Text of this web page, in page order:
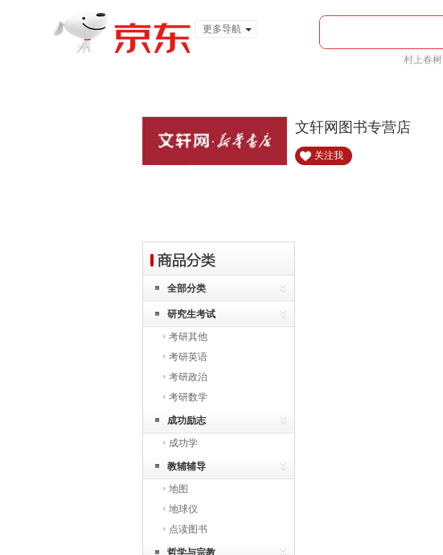
更多导航
村上春树
文轩网图书专营店
关注我
全部分类
研究生考试
考研其他
考研英语
考研政治
考研数学
成功励志
成功学
教辅辅导
地图
地球仪
点读图书
哲学与宗教